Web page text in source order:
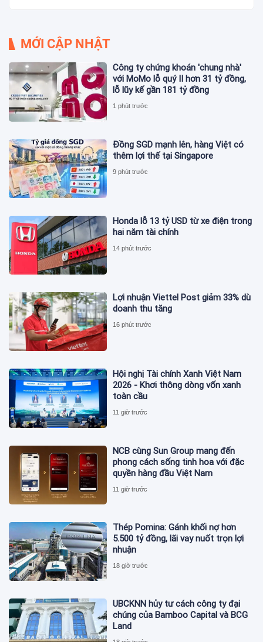
MỚI CẬP NHẬT
Công ty chứng khoán 'chung nhà'
với MoMo lỗ quý II hơn 31 tỷ đồng,
lỗ lũy kế gần 181 tỷ đồng
1 phút trước
Đồng SGD mạnh lên, hàng Việt có
thêm lợi thế tại Singapore
9 phút trước
Honda lỗ 13 tỷ USD từ xe điện trong
hai năm tài chính
14 phút trước
Lợi nhuận Viettel Post giảm 33% dù
doanh thu tăng
16 phút trước
Hội nghị Tài chính Xanh Việt Nam
2026 - Khơi thông dòng vốn xanh
toàn cầu
11 giờ trước
NCB cùng Sun Group mang đến
phong cách sống tinh hoa với đặc
quyền hàng đầu Việt Nam
11 giờ trước
Thép Pomina: Gánh khối nợ hơn
5.500 tỷ đồng, lãi vay nuốt trọn lợi
nhuận
18 giờ trước
UBCKNN hủy tư cách công ty đại
chúng của Bamboo Capital và BCG
Land